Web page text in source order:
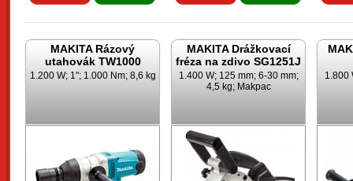
MAKITA Rázový
utahovák TW1000
1.200 W; 1"; 1.000 Nm; 8,6 kg
MAKITA Drážkovací
fréza na zdivo SG1251J
1.400 W; 125 mm; 6-30 mm;
4,5 kg; Makpac
1.800